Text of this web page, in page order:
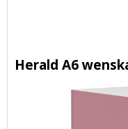
Herald A6